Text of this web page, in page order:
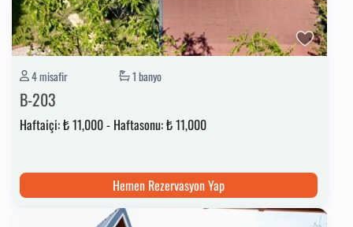
4 misafir 1 banyo
B-203
Haftaiçi:₺ 11,000- Haftasonu:₺ 11,000
Hemen Rezervasyon Yap